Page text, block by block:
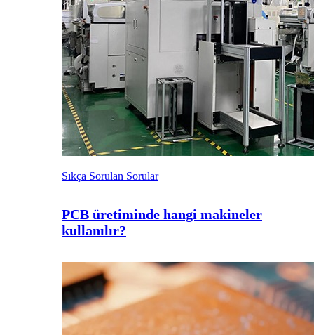
Sıkça Sorulan Sorular
PCB üretiminde hangi makineler
kullanılır?